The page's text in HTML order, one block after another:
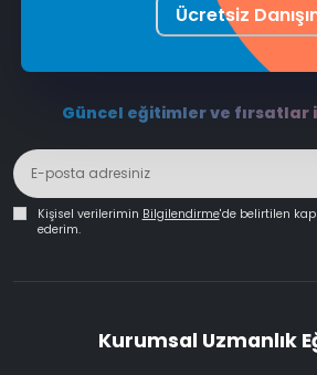
Ücretsiz
Güncel eğitimler ve fırsatlar
Kişisel verilerimin Bilgilendirme'de belirtilen
ederim.
Kurumsal Uzmanlık